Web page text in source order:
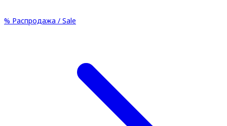
% Распродажа / Sale